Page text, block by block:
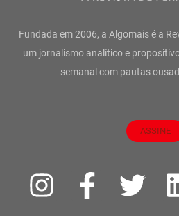
Fundada em 2006, a Algomais é a
um jornalismo analítico e
semanal com pautas
ASSINE
I
F
a
T